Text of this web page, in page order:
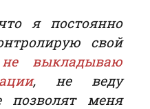
я постоянно
свой
не выкладываю
, не веду
позволят меня